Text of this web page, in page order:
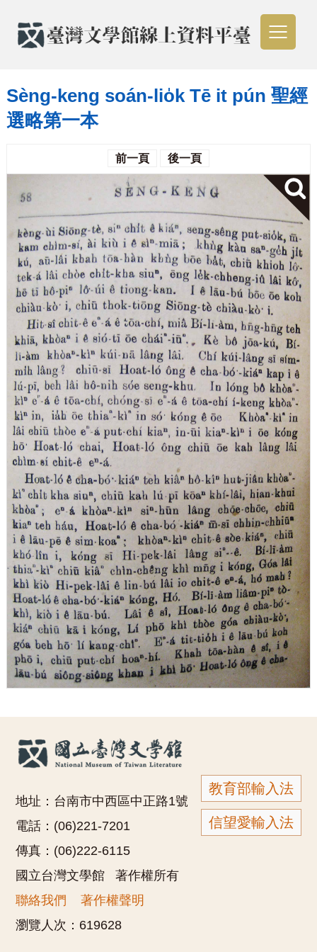
Sèng-keng soán-lio̍k Tē it pún 聖經
選略第一本
前一頁 後一頁
教育部輸入法
信望愛輸入法
地址：台南市中西區中正路1號
電話：(06)221-7201
傳真：(06)222-6115
國立台灣文學館 著作權所有
聯絡我們
著作權聲明
瀏覽人次： 619628